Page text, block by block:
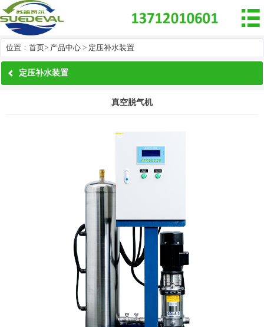

位置： 首页> 产品中心 > 定压补水装置
定压补水装置
真空脱气机